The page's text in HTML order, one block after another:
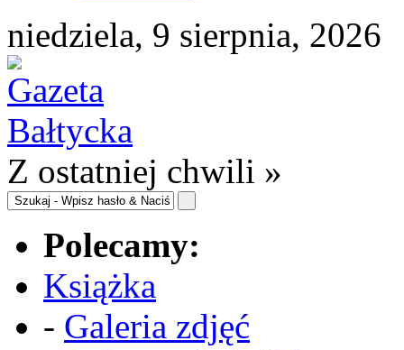
niedziela, 9 sierpnia, 2026
Z ostatniej chwili »
Polecamy:
Książka
- Galeria zdjęć